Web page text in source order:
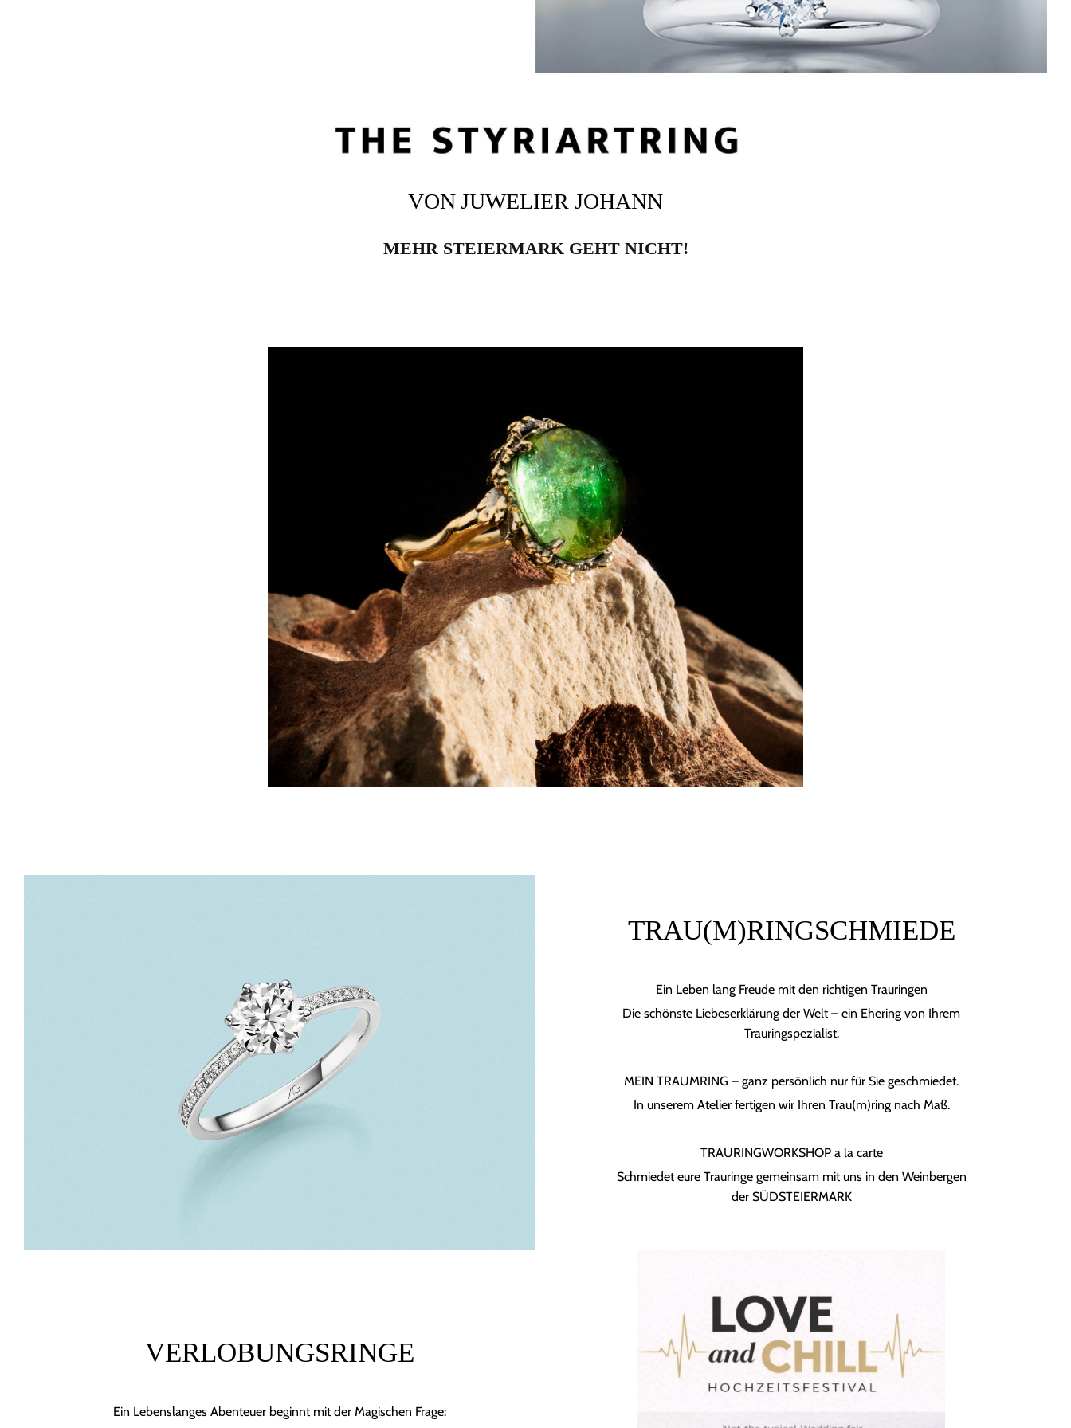
VONJUWELIER JOHANN
MEHR STEIERMARK GEHT NICHT!
TRAU(M)RINGSCHMIEDE
Ein Leben lang Freude mit den richtigen Trauringen
Die schönste Liebeserklärung der Welt – ein Ehering von Ihrem
Trauringspezialist.
MEIN TRAUMRING – ganz persönlich nur für Sie geschmiedet.
In unserem Atelier fertigen wir Ihren Trau(m)ring nach Maß.
TRAURINGWORKSHOP a la carte
Schmiedet eure Trauringe gemeinsam mit uns in den Weinbergen
der SÜDSTEIERMARK
VERLOBUNGSRINGE
Ein Lebenslanges Abenteuer beginnt mit der Magischen Frage: